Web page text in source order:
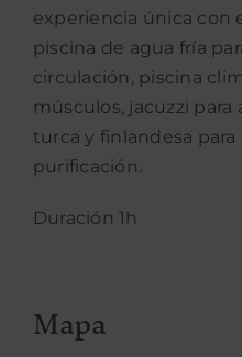
experiencia única con
piscina de agua fría
circulación, piscina
músculos, jacuzzi para
turca y finlandesa
purificación.
Duración 1h
Mapa